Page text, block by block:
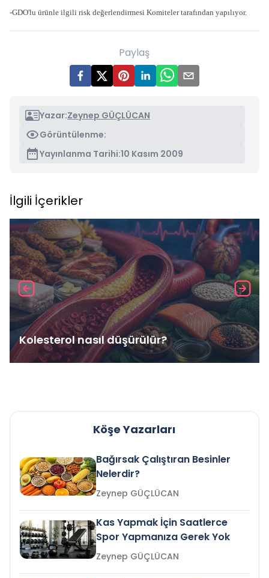
-GDO'lu ürünle ilgili risk değerlendirmesi Komiteler tarafından yapılıyor.
Paylaş
Yazar:Zeynep GÜÇLÜCAN
Görüntülenme:
Yayınlanma Tarihi:10 Kasım 2009
İlgili İçerikler
Kolesterol nasıl düşürülür?
Köşe Yazarları
Bağırsak Çalıştıran Besinler
Nelerdir?
Zeynep GÜÇLÜCAN
Kas Yapmak İçin Saatlerce
Spor Yapmanıza Gerek Yok
Zeynep GÜÇLÜCAN